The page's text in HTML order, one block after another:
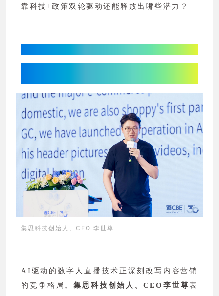
靠科技+政策双轮驱动还能释放出哪些潜力？
集思科技创始人、CEO 李世尊
AI驱动的数字人直播技术正深刻改写内容营销
的竞争格局。集思科技创始人、CEO李世尊表